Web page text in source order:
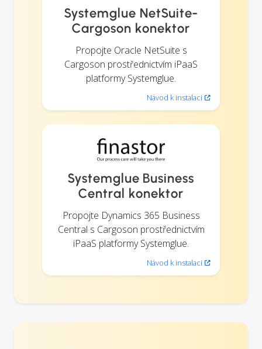
Systemglue NetSuite-
Cargoson konektor
Propojte Oracle NetSuite s
Cargoson prostřednictvím iPaaS
platformy Systemglue.
Návod k instalaci
Systemglue Business
Central konektor
Propojte Dynamics 365 Business
Central s Cargoson prostřednictvím
iPaaS platformy Systemglue.
Návod k instalaci